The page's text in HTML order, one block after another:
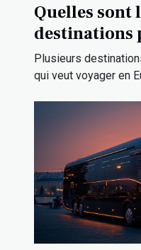
Quelles sont
destinations
en Europe ?
Plusieurs
qui veut voyager en